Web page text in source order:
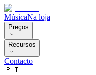
MúsicaNa loja
Preços
Recursos
Contacto
🇵🇹